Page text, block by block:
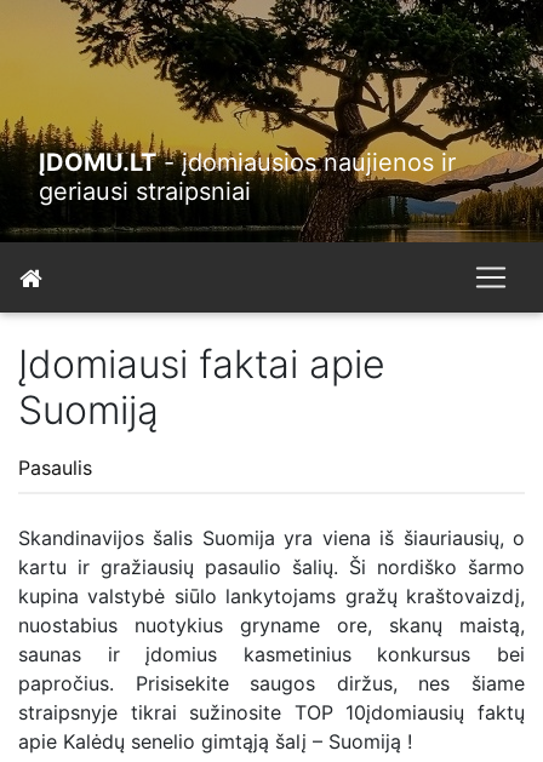
ĮDOMU.LT- įdomiausios naujienos ir
geriausi straipsniai
Įdomiausi faktai apie
Suomiją
Pasaulis
Skandinavijos šalis Suomija yra viena iš šiauriausių, o
kartu ir gražiausių pasaulio šalių. Ši nordiško šarmo
kupina valstybė siūlo lankytojams gražų kraštovaizdį,
nuostabius nuotykius gryname ore, skanų maistą,
saunas ir įdomius kasmetinius konkursus bei
papročius. Prisisekite saugos diržus, nes šiame
straipsnyje tikrai sužinosite TOP 10įdomiausių faktų
apie Kalėdų senelio gimtąją šalį – Suomiją !